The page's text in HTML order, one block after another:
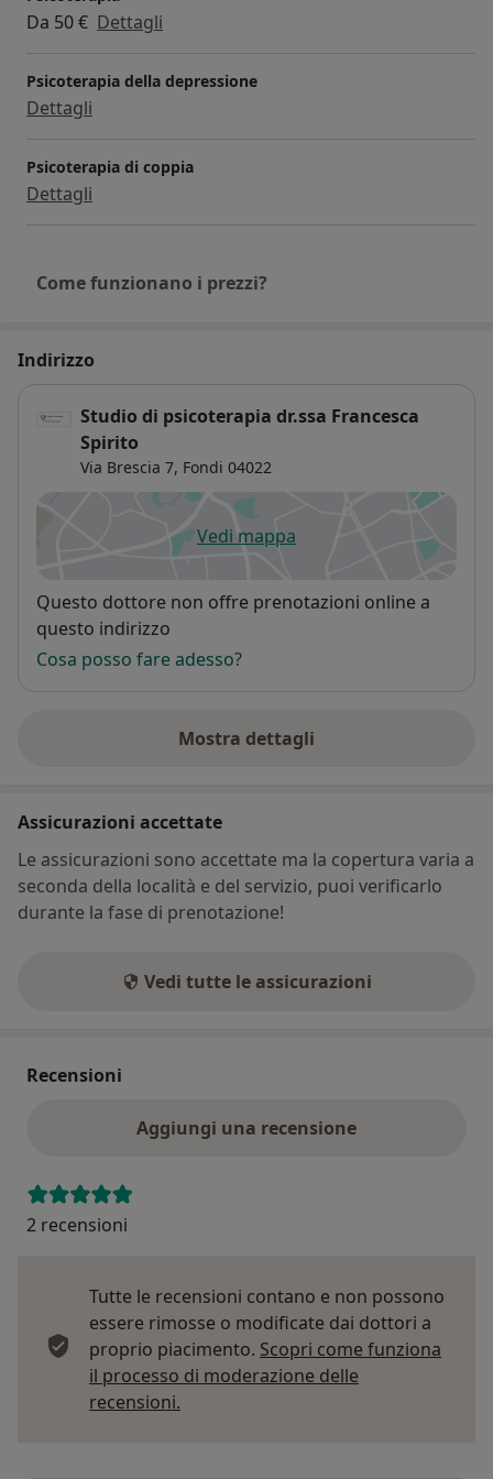
Da 50 € Dettagli
Psicoterapia della depressione
Dettagli
Psicoterapia di coppia
Dettagli
Come funzionano i prezzi?
Indirizzo
Studio di psicoterapia dr.ssa Francesca
Spirito
Via Brescia 7, Fondi 04022
Vedi mappasi apre in una nuova scheda
Disponibilità
Questo dottore non offre prenotazioni online a
questo indirizzo
Cosa posso fare adesso?
Mostra dettagli
sull'indirizzo
Assicurazioni accettate
Le assicurazioni sono accettate ma la copertura varia a
seconda della località e del servizio, puoi verificarlo
durante la fase di prenotazione!
Vedi tutte le assicurazioni
Recensioni
Aggiungi una recensione
2 recensioni
Tutte le recensioni contano e non possono
essere rimosse o modificate dai dottori a
proprio piacimento. Scopri come funziona
il processo di moderazione delle
recensioni.